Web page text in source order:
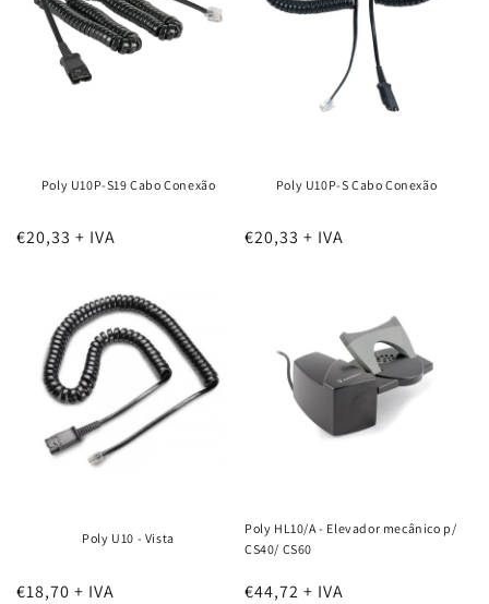
Poly U10P-S19 Cabo Conexão
€20,33 + IVA
Poly U10P-S Cabo Conexão
€20,33 + IVA
Poly U10 - Vista
€18,70 + IVA
Poly HL10/A - Elevador mecânico p/
CS40/ CS60
€44,72 + IVA